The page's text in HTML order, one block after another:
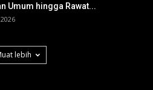
Umum hingga Rawat...
lebih